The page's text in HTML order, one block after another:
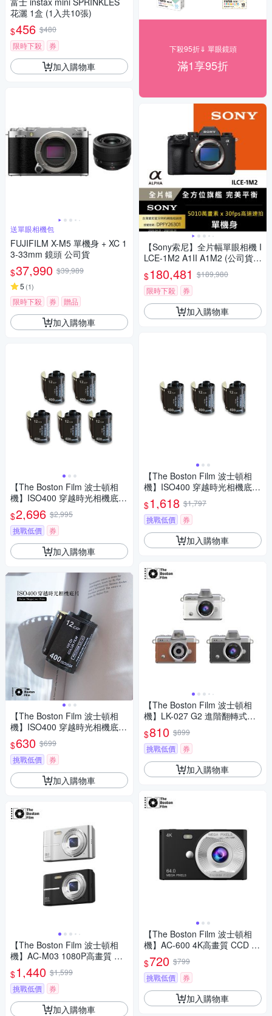
花灑 1盒 (1入共10張)
$456 $480
限時下殺
券
加入購物車
送單眼相機包
FUJIFILM X-M5 單機身 + XC 1
3-33mm 鏡頭 公司貨
$37,990 $39,989
5 (1)
限時下殺 券 贈品
加入購物車
【The Boston Film 波士頓相
機】ISO400 穿越時光相機底片
(五入組)
$2,696 $2,995
挑戰低價
券
加入購物車
【The Boston Film 波士頓相
機】ISO400 穿越時光相機底片
(一入組)
$630 $699
挑戰低價
券
加入購物車
【The Boston Film 波士頓相
機】AC-M03 1080P高畫質 入
門隨手拍數位相機
$1,440 $1,599
挑戰低價
券
加入購物車
下殺95折⇓ 單眼鏡頭
滿1享95折
【Sony索尼】全片幅單眼相機 I
LCE-1M2 A1II A1M2 (公司貨
保固18+6個月)
$180,481 $189,980
限時下殺
券
加入購物車
【The Boston Film 波士頓相
機】ISO400 穿越時光相機底片
(三入組)
$1,618 $1,797
挑戰低價
券
加入購物車
【The Boston Film 波士頓相
機】LK-027 G2 進階翻轉式螢
幕 掌心迷你數位相機
$810 $899
挑戰低價
券
加入購物車
【The Boston Film 波士頓相
機】AC-600 4K高畫質 CCD 懷
舊風數位相機
$720 $799
挑戰低價
券
加入購物車